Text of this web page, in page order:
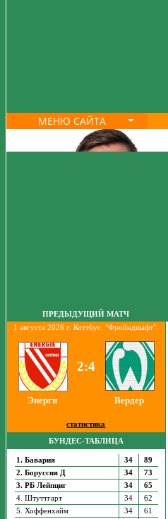
МЕНЮ САЙТА
ПРЕДЫДУЩИЙ МАТЧ
1 августа 2026 г. Коттбус. "Фройндшафт".
2:4
Энерги Вердер
статистика
БУНДЕС-ТАБЛИЦА
1. Бавария 34
89
2. Боруссия Д
34
73
3. РБ Лейпциг
34
65
4. Штуттгарт
34
62
5. Хоффенхайм
34
61